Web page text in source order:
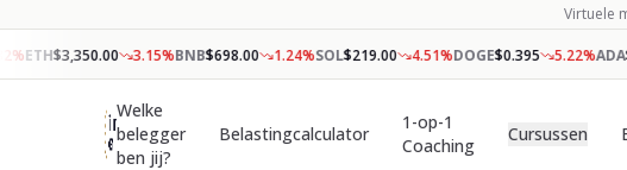
Virtuele
ETH$3,350.00 3.15%BNB$698.00 1.24%SOL$219.00 4.51%DOGE$0.395 5.22%ADA$
Welke
belegger
ben jij?
Belastingcalculator
1-op-1
Coaching
Cursussen